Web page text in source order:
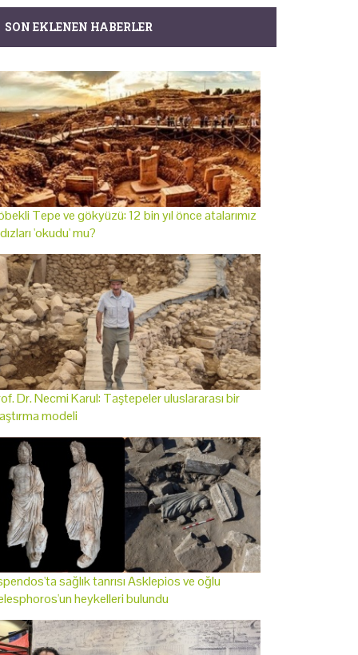
SON EKLENEN HABERLER
Tepe ve gökyüzü: 12 bin yıl önce atalarımız
'okudu' mu?
Dr. Necmi Karul: Taştepeler uluslararası bir
modeli
sağlık tanrısı Asklepios ve oğlu
heykelleri bulundu